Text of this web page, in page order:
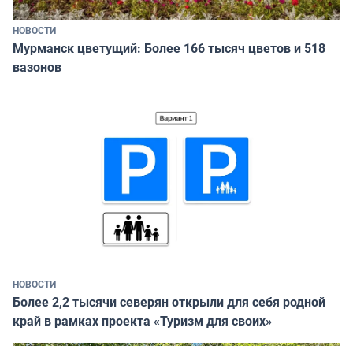
НОВОСТИ
Мурманск цветущий: Более 166 тысяч цветов и 518
вазонов
НОВОСТИ
Более 2,2 тысячи северян открыли для себя родной
край в рамках проекта «Туризм для своих»